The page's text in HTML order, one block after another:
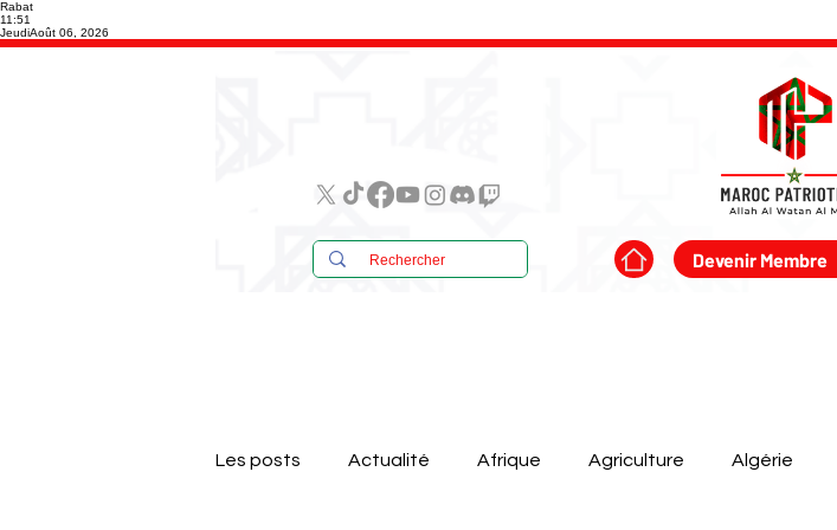
Rabat
11:51
JeudiAoût 06, 2026
Devenir Membre
Les posts Actualité Afrique Agriculture Algérie